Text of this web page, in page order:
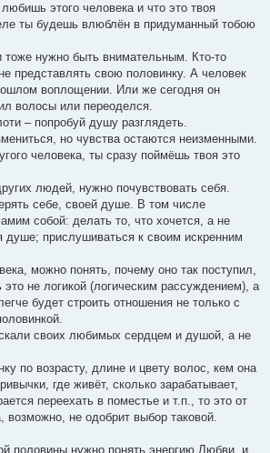
этого человека и что это твоя
ты будешь влюблён в придуманный тобою
тоже нужно быть внимательным. Кто-то
представлять свою половинку. А человек
воплощении. Или же сегодня он
волосы или переоделся.
– попробуй душу разглядеть.
но чувства остаются неизменными.
человека, ты сразу поймёшь твоя это
людей, нужно почувствовать себя.
себе, своей душе. В том числе
собой: делать то, что хочется, а не
душе; прислушиваться к своим искренним
можно понять, почему оно так поступил,
это не логикой (логическим рассуждением), а
будет строить отношения не только с
своих любимых сердцем и душой, а не
по возрасту, длине и цвету волос, кем она
где живёт, сколько зарабатывает,
переехать в поместье и т.п., то это от
не одобрит выбор таковой.
половины нужно понять энергию Любви, и